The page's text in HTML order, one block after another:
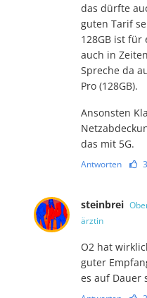
das dürfte
guten Tarif
128GB ist für
auch in
Spreche da
Pro (128GB).
Ansonsten
das mit 5G.
Antworten 3
steinbrei
ärztin
O2 hat
guter
es auf Dauer